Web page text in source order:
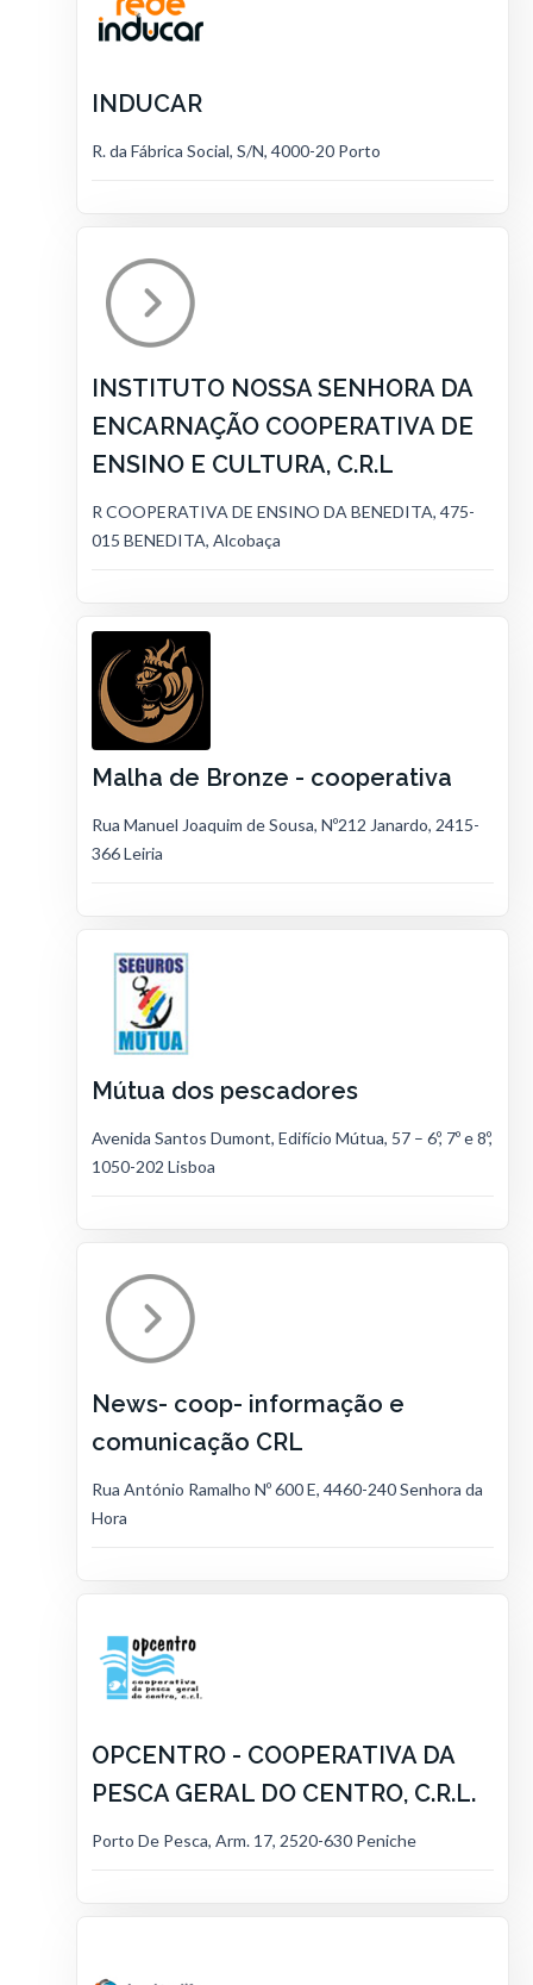
INDUCAR
R. da Fábrica Social, S/N, 4000-20 Porto
INSTITUTO NOSSA SENHORA DA
ENCARNAÇÃO COOPERATIVA DE
ENSINO E CULTURA, C.R.L
R COOPERATIVA DE ENSINO DA BENEDITA, 475-
015 BENEDITA, Alcobaça
Malha de Bronze - cooperativa
Rua Manuel Joaquim de Sousa, Nº212 Janardo, 2415-
366 Leiria
Mútua dos pescadores
Avenida Santos Dumont, Edifício Mútua, 57 – 6º, 7º e 8º,
1050-202 Lisboa
News- coop- informação e
comunicação CRL
Rua António Ramalho Nº 600 E, 4460-240 Senhora da
Hora
OPCENTRO - COOPERATIVA DA
PESCA GERAL DO CENTRO, C.R.L.
Porto De Pesca, Arm. 17, 2520-630 Peniche